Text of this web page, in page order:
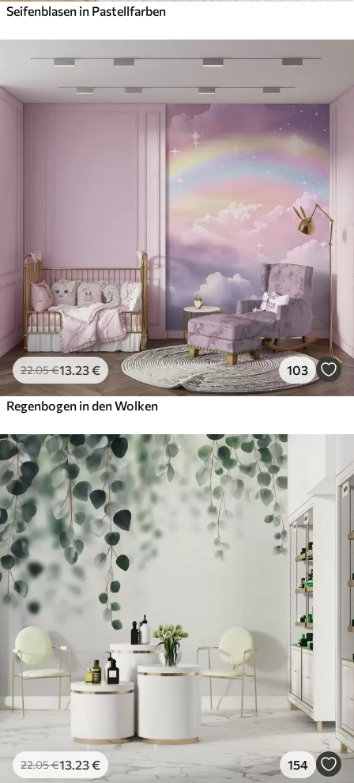
Seifenblasen in Pastellfarben
22.05€13.23€ 103
Regenbogen in den Wolken
22.05€13.23€ 154